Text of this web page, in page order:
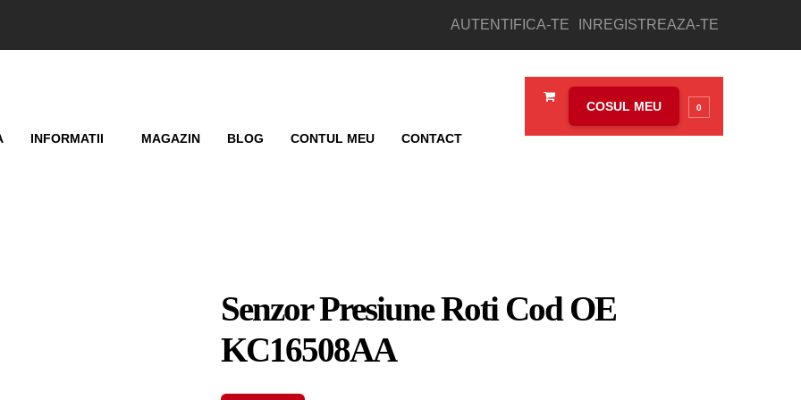
AUTENTIFICA-TE INREGISTREAZA-TE
COSUL MEU 0
INFORMATII MAGAZIN BLOG CONTUL MEU CONTACT
Senzor Presiune Roti Cod OE
KC16508AA